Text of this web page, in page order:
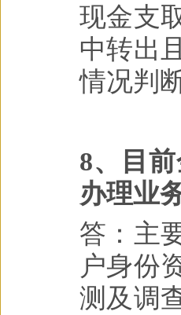
现金支
中转出
情况判
8、目
办理业
答：主
户身份
测及调